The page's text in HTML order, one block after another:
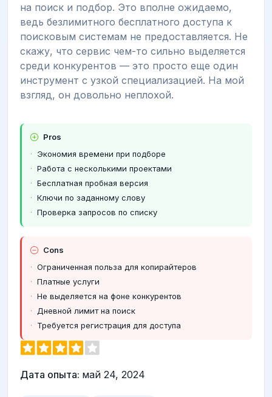
на поиск и подбор. Это вполне ожидаемо,
ведь безлимитного бесплатного доступа к
поисковым системам не предоставляется. Не
скажу, что сервис чем-то сильно выделяется
среди конкурентов — это просто еще один
инструмент с узкой специализацией. На мой
взгляд, он довольно неплохой.
Pros
Экономия времени при подборе
Работа с несколькими проектами
Бесплатная пробная версия
Ключи по заданному слову
Проверка запросов по списку
Cons
Ограниченная польза для копирайтеров
Платные услуги
Не выделяется на фоне конкурентов
Дневной лимит на поиск
Требуется регистрация для доступа
Дата опыта: май 24, 2024